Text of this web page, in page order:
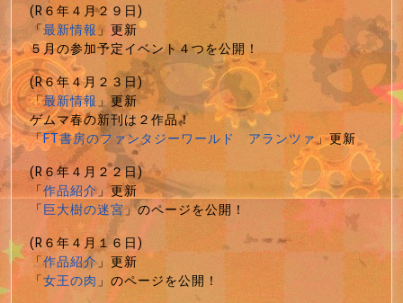
(R６年４月２９日)
「最新情報」更新
５月の参加予定イベント４つを公開！
(R６年４月２３日)
「最新情報」更新
ゲムマ春の新刊は２作品！
「FT書房のファンタジーワールド アランツァ」更新
(R６年４月２２日)
「作品紹介」更新
「巨大樹の迷宮」のページを公開！
(R６年４月１６日)
「作品紹介」更新
「女王の肉」のページを公開！